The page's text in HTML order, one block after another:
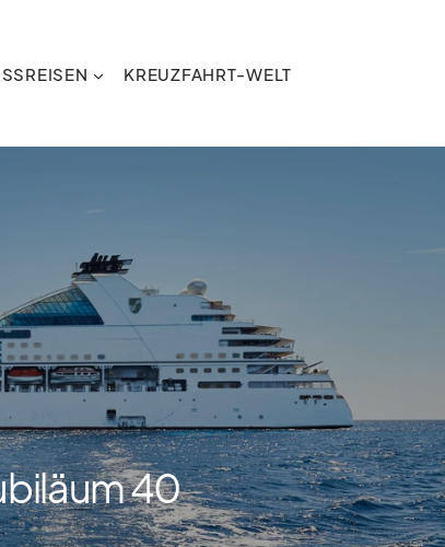
KREUZFAHRT-WELT
40